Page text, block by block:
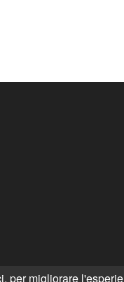
per migliorare